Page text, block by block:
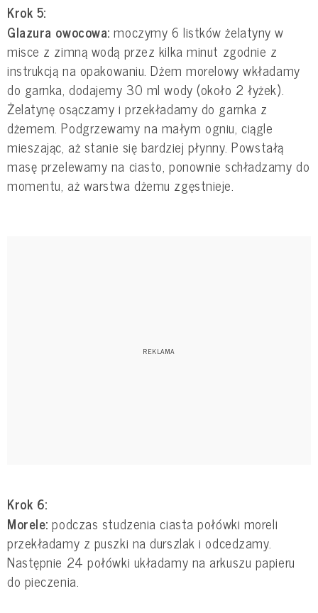
Krok 5:
Glazura owocowa: moczymy 6 listków żelatyny w
misce z zimną wodą przez kilka minut zgodnie z
instrukcją na opakowaniu. Dżem morelowy wkładamy
do garnka, dodajemy 30 ml wody (około 2 łyżek).
Żelatynę osączamy i przekładamy do garnka z
dżemem. Podgrzewamy na małym ogniu, ciągle
mieszając, aż stanie się bardziej płynny. Powstałą
masę przelewamy na ciasto, ponownie schładzamy do
momentu, aż warstwa dżemu zgęstnieje.
Krok 6:
Morele:podczas studzenia ciasta połówki moreli
przekładamy z puszki na durszlak i odcedzamy.
Następnie 24 połówki układamy na arkuszu papieru
do pieczenia.